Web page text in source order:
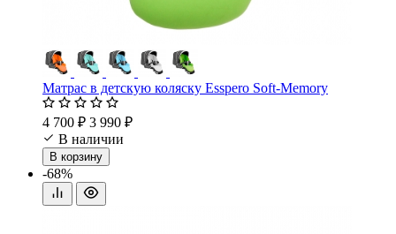
Матрас в детскую коляску Esspero Soft-Memory
4 700 ₽ 3 990 ₽
В наличии
В корзину
-68%